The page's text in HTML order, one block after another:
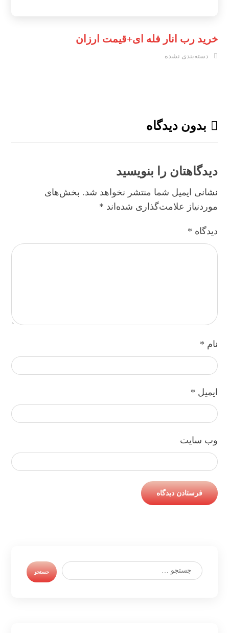
خرید رب انار فله ای+قیمت ارزان
دسته‌بندی نشده
بدون دیدگاه
دیدگاهتان را بنویسید
نشانی ایمیل شما منتشر نخواهد شد. بخش‌های
موردنیاز علامت‌گذاری شده‌اند *
دیدگاه *
نام *
ایمیل *
وب‌ سایت